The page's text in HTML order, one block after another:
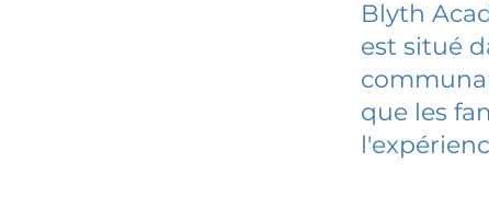
Blyth
est situé
que les